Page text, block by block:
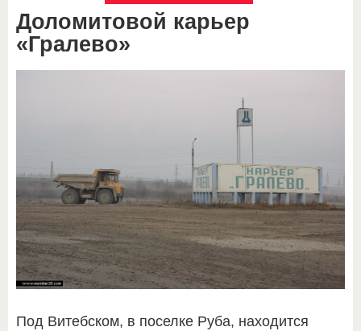
Доломитовой карьер
«Гралево»
Под Витебском, в поселке Руба, находится